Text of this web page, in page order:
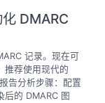
DMARC
记录。现在可
推荐使用现代的
告分析步骤：配置
后的 DMARC 图